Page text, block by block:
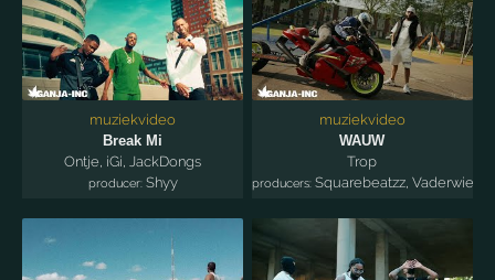
muziekvideo
Break Mi
Ontje iGi JackDongs
producer: Shyy
muziekvideo
WAUW
Trop
producers: Squarebeatzz,